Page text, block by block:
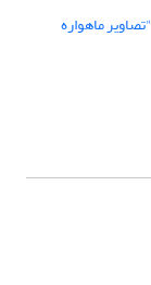
"تصاویر ماهواره